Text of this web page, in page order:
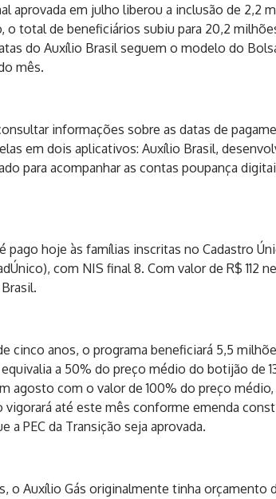
aprovada em julho liberou a inclusão de 2,2
o total de beneficiários subiu para 20,2
do Auxílio Brasil seguem o modelo do
mês.
informações sobre as datas de
em dois aplicativos: Auxílio Brasil,
para acompanhar as contas poupança
pago hoje às famílias inscritas no Cadastro
com NIS final 8. Com valor de R$ 112
cinco anos, o programa beneficiará 5,5
a 50% do preço médio do botijão de
agosto com o valor de 100% do preço médio,
vigorará até este mês conforme emenda
a PEC da Transição seja aprovada.
o Auxílio Gás originalmente tinha orçamento